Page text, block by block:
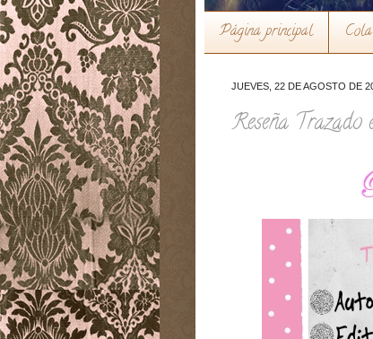
Página principal
JUEVES, 22 DE AGOSTO DE
Reseña